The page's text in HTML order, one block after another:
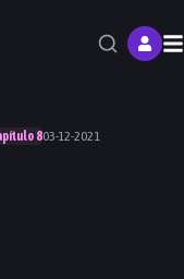
803-12-2021